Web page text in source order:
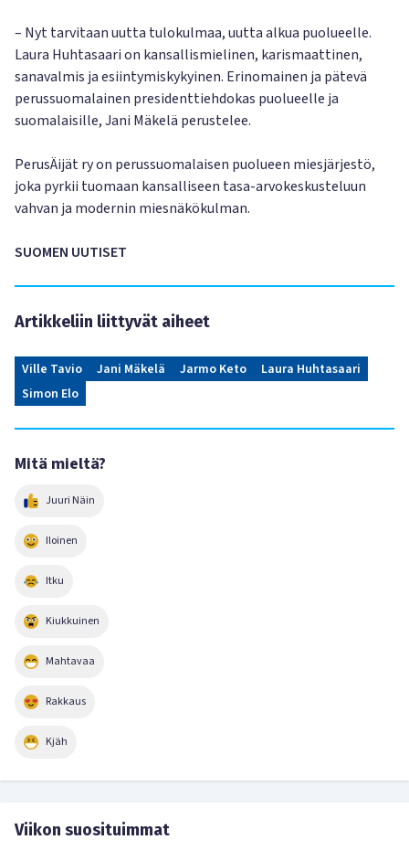
– Nyt tarvitaan uutta tulokulmaa, uutta alkua puolueelle.
Laura Huhtasaari on kansallismielinen, karismaattinen,
sanavalmis ja esiintymiskykyinen. Erinomainen ja pätevä
perussuomalainen presidenttiehdokas puolueelle ja
suomalaisille, Jani Mäkelä perustelee.
PerusÄijät ry on perussuomalaisen puolueen miesjärjestö,
joka pyrkii tuomaan kansalliseen tasa-arvokeskusteluun
vahvan ja modernin miesnäkökulman.
SUOMEN UUTISET
Artikkeliin liittyvät aiheet
Ville Tavio Jani Mäkelä Jarmo Keto
Laura Huhtasaari
Simon Elo
Mitä mieltä?
Juuri Näin
Iloinen
Itku
Kiukkuinen
Mahtavaa
Rakkaus
Kjäh
Viikon suosituimmat